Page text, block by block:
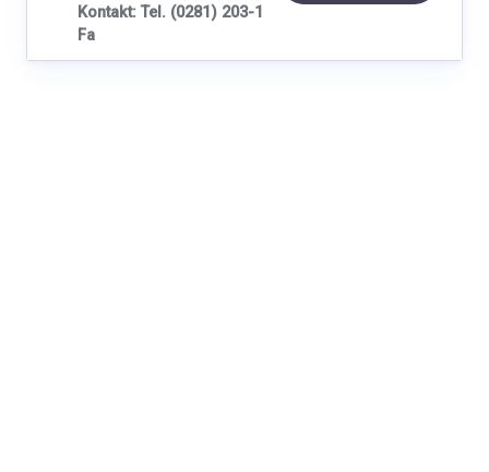
Kontakt: Tel. (0281) 203-1
Fa